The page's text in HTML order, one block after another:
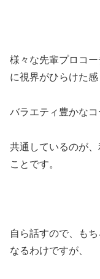
様々な先輩プロコ
に視界がひらけた感
バラエティ豊かなコ
共通しているのが
ことです。
自ら話すので、も
なるわけですが、